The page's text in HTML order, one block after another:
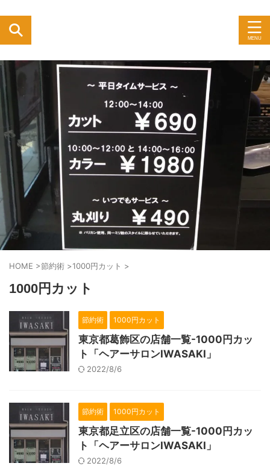
HOME >節約術 >1000円カット >
1000円カット
節約術 1000円カット
東京都葛飾区の店舗一覧-1000円カッ
ト「ヘアーサロンIWASAKI」
2022/8/6
節約術 1000円カット
東京都足立区の店舗一覧-1000円カッ
ト「ヘアーサロンIWASAKI」
2022/8/6